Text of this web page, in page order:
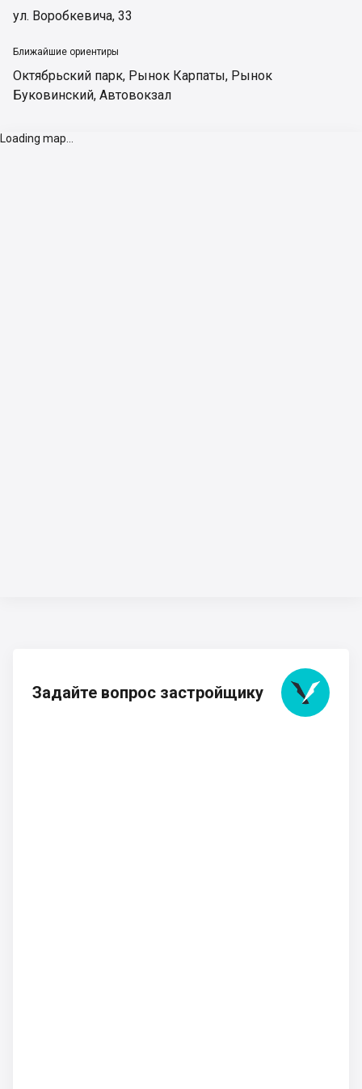
ул. Воробкевича, 33
Ближайшие ориентиры
Октябрьский парк, Рынок Карпаты, Рынок
Буковинский, Автовокзал
Loading map...
Задайте вопрос застройщику